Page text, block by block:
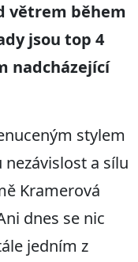
větrem během
jsou top 4
nadcházející
stylem
a sílu
Kramerová
dnes se nic
jedním z